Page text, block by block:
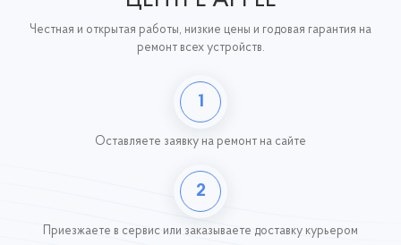
Честная и открытая работы, низкие цены и годовая гарантия на
ремонт всех устройств.
1
Оставляете заявку на ремонт на сайте
2
Приезжаете в сервис или заказываете доставку курьером